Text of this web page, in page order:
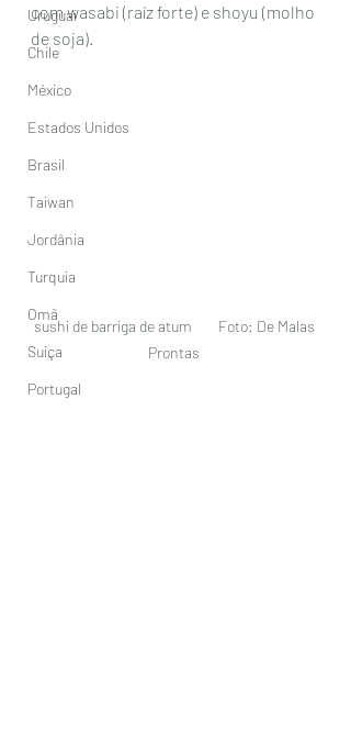
Uruguai
Chile
México
Estados Unidos
Brasil
Taiwan
Jordânia
Turquia
Omã
Suiça
Portugal
com wasabi (raíz forte) e shoyu (molho
de soja).
sushi de barriga de atum        Foto: De Malas
Prontas